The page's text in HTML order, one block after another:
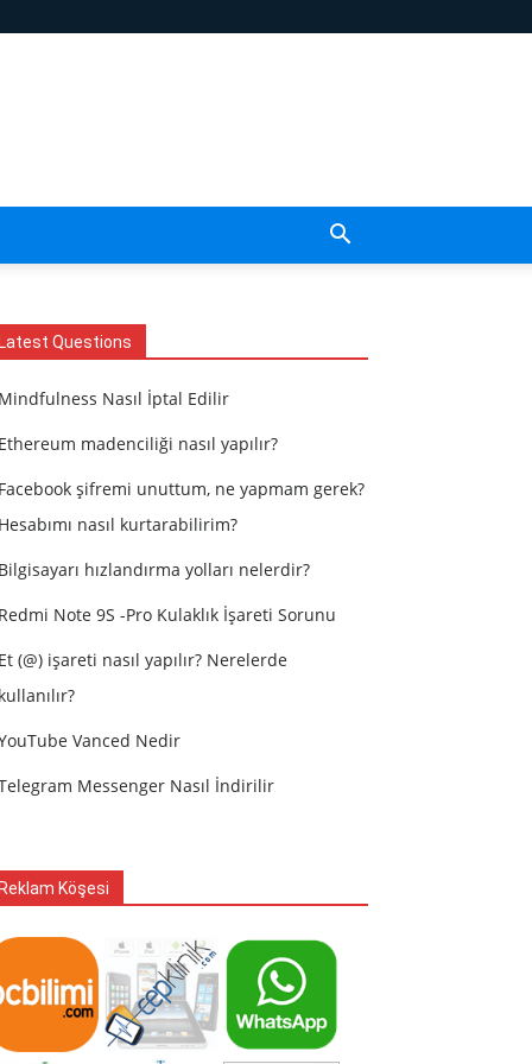
Questions
Nasıl İptal Edilir
madenciliği nasıl yapılır?
şifremi unuttum, ne yapmam gerek?
nasıl kurtarabilirim?
hızlandırma yolları nelerdir?
Note 9S -Pro Kulaklık İşareti Sorunu
(@) işareti nasıl yapılır? Nerelerde
Vanced Nedir
Messenger Nasıl İndirilir
Köşesi